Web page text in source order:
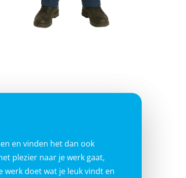
en vinden het dan ook
plezier naar je werk gaat,
werk doet wat je leuk vindt en